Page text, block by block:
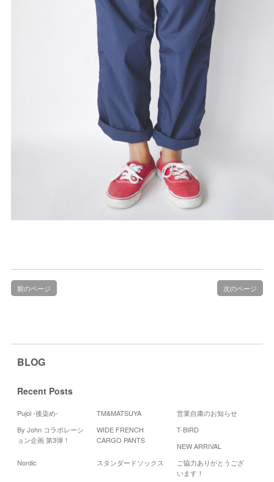
前のページ 次のページ
BLOG
Recent Posts
Pujol -後染め- TM&MATSUYA
営業自粛のお知らせ
By John コラボレーシ
ョン企画 第3弾！
WIDE FRENCH
CARGO PANTS
T-BIRD
NEW ARRIVAL
Nordic
スタンダードソックス
ご協力ありがとうござ
います！